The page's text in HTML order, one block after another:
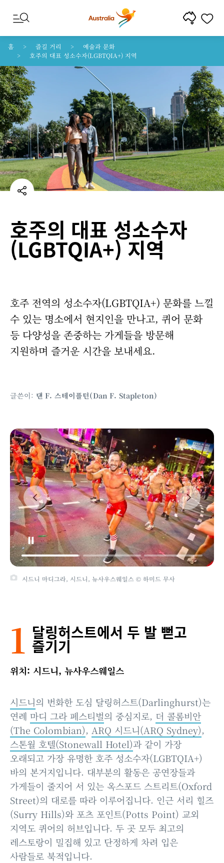
콘텐트로 건너뛰기
꼬리말 내비게이션으로 건너뛰기
홈 즐길 거리
예술과 문화
호주의 대표 성소수자(LGBTQIA+) 지역
호주의 대표 성소수자
(LGBTQIA+) 지역
호주 전역의 성소수자(LGBTQIA+) 문화를 느낄
수 있는 명소에서 현지인을 만나고, 퀴어 문화
등 다양성을 존중하는 가게들을 방문해
지원하며 즐거운 시간을 보내세요.
글쓴이: 댄 F. 스테이플턴(Dan F. Stapleton)
시드니 마디그라, 시드니, 뉴사우스웨일스 © 하미드 무사
서리 힐즈, 시드니, 뉴사우스웨일스 © 시티 오브 시드니/캐더린
1 달링허스트에서 두 발 뻗고
즐기기
위치: 시드니, 뉴사우스웨일스
시드니의 번화한 도심 달링허스트(Darlinghurst)는
연례 마디 그라 페스티벌의 중심지로, 더 콜롬비안
(The Colombian), ARQ 시드니(ARQ Sydney),
스톤월 호텔(Stonewall Hotel)과 같이 가장
오래되고 가장 유명한 호주 성소수자(LGBTQIA+)
바의 본거지입니다. 대부분의 활동은 공연장들과
가게들이 줄지어 서 있는 옥스포드 스트리트(Oxford
Street)의 대로를 따라 이루어집니다. 인근 서리 힐즈
(Surry Hills)와 포츠 포인트(Potts Point) 교외
지역도 퀴어의 허브입니다. 두 곳 모두 최고의
레스토랑이 밀집해 있고 단정하게 차려 입은
사람들로 북적입니다.